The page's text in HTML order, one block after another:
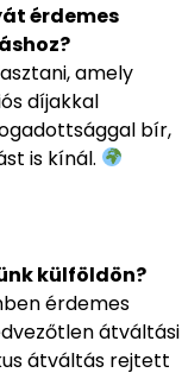
érdemes
amely
díjakkal
bír,
is kínál.
külföldön?
érdemes
átváltási
átváltás rejtett